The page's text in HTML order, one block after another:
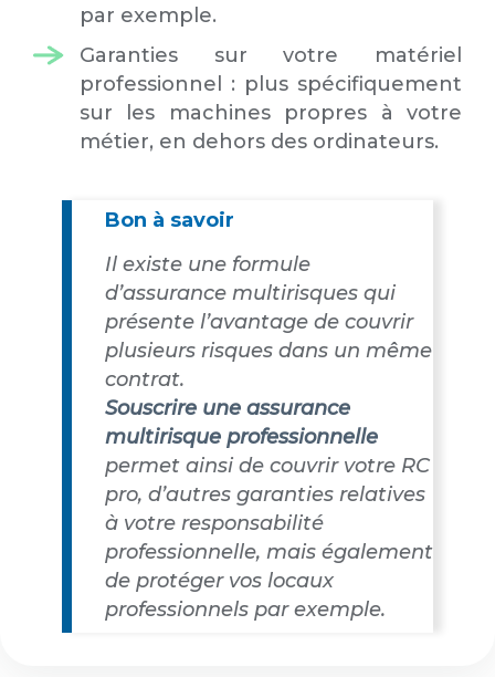
par exemple.
Garanties sur votre matériel
professionnel : plus spécifiquement
sur les machines propres à votre
métier, en dehors des ordinateurs.
Bon à savoir
Il existe une formule
d’assurance multirisques qui
présente l’avantage de couvrir
plusieurs risques dans un même
contrat.
Souscrire une assurance
multirisque professionnelle
permet ainsi de couvrir votre RC
pro, d’autres garanties relatives
à votre responsabilité
professionnelle, mais également
de protéger vos locaux
professionnels par exemple.